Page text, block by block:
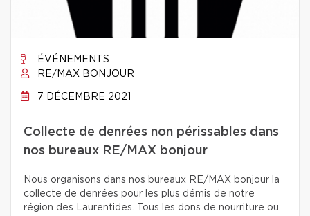
ÉVÉNEMENTS
RE/MAX BONJOUR
7 DÉCEMBRE 2021
Collecte de denrées non périssables dans
nos bureaux RE/MAX bonjour
Nous organisons dans nos bureaux RE/MAX bonjour la
collecte de denrées pour les plus démis de notre
région des Laurentides. Tous les dons de nourriture ou